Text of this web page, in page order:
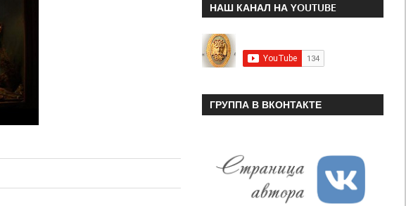
НАШ КАНАЛ НА YOUTUBE
ГРУППА В ВКОНТАКТЕ